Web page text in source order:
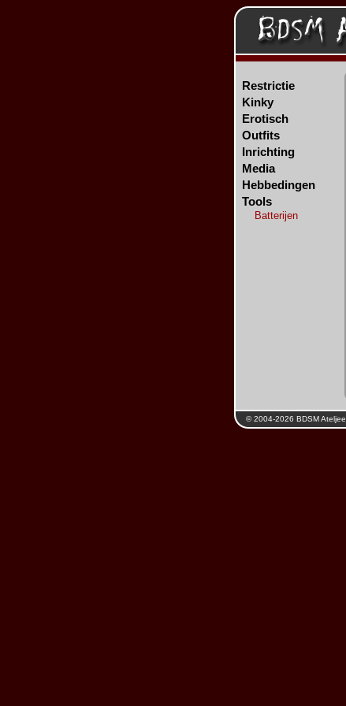
Restrictie
Kinky
Erotisch
Outfits
Inrichting
Media
Hebbedingen
Tools
Batterijen
© 2004-2026 BDSM Ateljee